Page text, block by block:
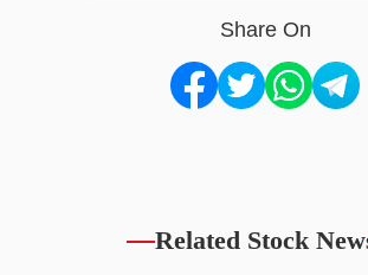
Share On
Related Stock